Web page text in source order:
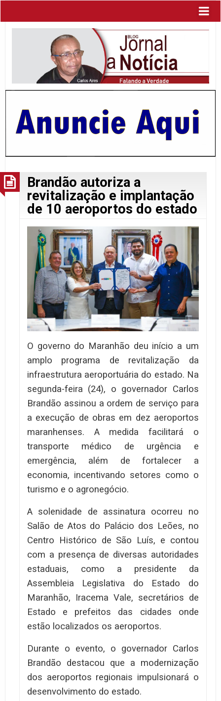
Brandão autoriza a
revitalização e implantação
de 10 aeroportos do estado
O governo do Maranhão deu início a um
amplo programa de revitalização da
infraestrutura aeroportuária do estado. Na
segunda-feira (24), o governador Carlos
Brandão assinou a ordem de serviço para
a execução de obras em dez aeroportos
maranhenses. A medida facilitará o
transporte médico de urgência e
emergência, além de fortalecer a
economia, incentivando setores como o
turismo e o agronegócio.
A solenidade de assinatura ocorreu no
Salão de Atos do Palácio dos Leões, no
Centro Histórico de São Luís, e contou
com a presença de diversas autoridades
estaduais, como a presidente da
Assembleia Legislativa do Estado do
Maranhão, Iracema Vale, secretários de
Estado e prefeitos das cidades onde
estão localizados os aeroportos.
Durante o evento, o governador Carlos
Brandão destacou que a modernização
dos aeroportos regionais impulsionará o
desenvolvimento do estado.